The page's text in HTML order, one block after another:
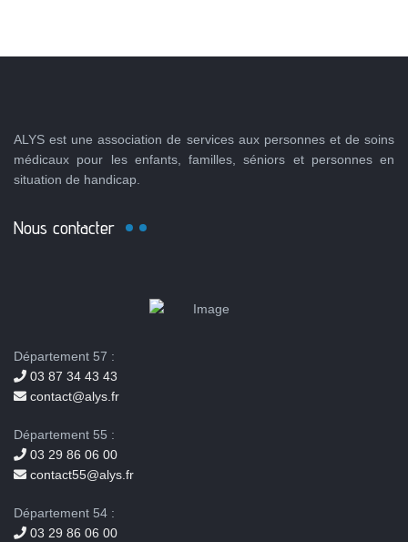
ALYS est une association de services aux personnes et de soins
médicaux pour les enfants, familles, séniors et personnes en
situation de handicap.
Nous contacter
Département 57 :
03 87 34 43 43
contact@alys.fr
Département 55 :
03 29 86 06 00
contact55@alys.fr
Département 54 :
03 29 86 06 00